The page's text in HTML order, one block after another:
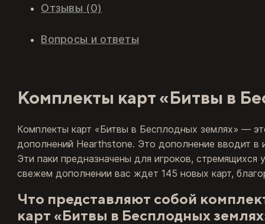
Отзывы (0)
Вопросы и ответы
Комплекты карт «Битвы в
Комплекты карт «Битвы в Бесплодных землях» —
дополнений Hearthstone. Это дополнение вводит в
Эти паки предназначены для игроков,
свежем дополнении вас ждет 145 новых карт,
Что представляют собой
карт «Битвы в Бесплодных